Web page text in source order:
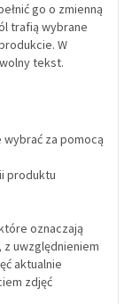
go o zmienną
trafią wybrane
W
tekst.
za pomocą
produktu
oznaczają
uwzględnieniem
aktualnie
zdjęć